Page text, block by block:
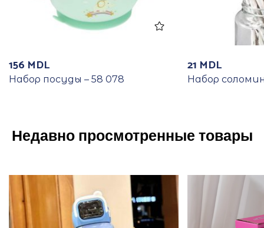
156 MDL
Набор посуды – 58 078
21 MDL
Набор
Недавно просмотренные товары